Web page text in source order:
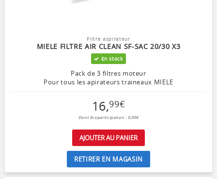
Filtre aspirateur
MIELE FILTRE AIR CLEAN SF-SAC 20/30 X3
En stock
Pack de 3 filtres moteur
Pour tous les apirateurs traineaux MIELE
16,99€
Dont Ecoparticipation : 0,90€
AJOUTER AU PANIER
RETIRER EN MAGASIN